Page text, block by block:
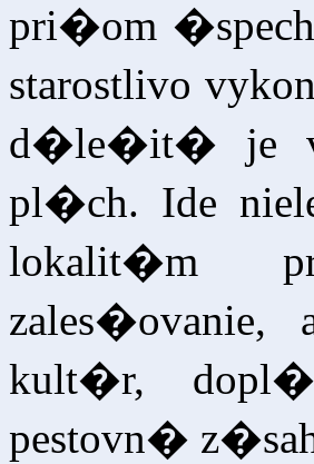
pri�om
starostlivo
d�le�it� je
pl�ch. Ide
lokalit�m
kult�r,
pestovn�